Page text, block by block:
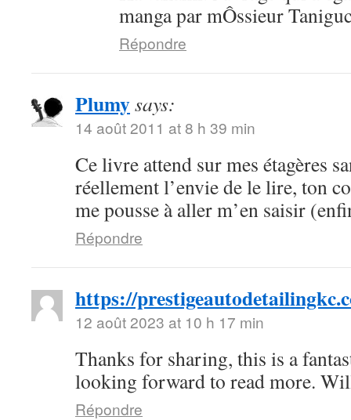
manga par mÔssieur
Répondre
Plumysays:
14 août 2011 at 8 h 39 min
Ce livre attend sur mes étagères
réellement l’envie de le lire, ton
me pousse à aller m’en saisir
Répondre
https://
12 août 2023 at 10 h 17 min
Thanks for sharing, this is a
looking forward to read more.
Répondre